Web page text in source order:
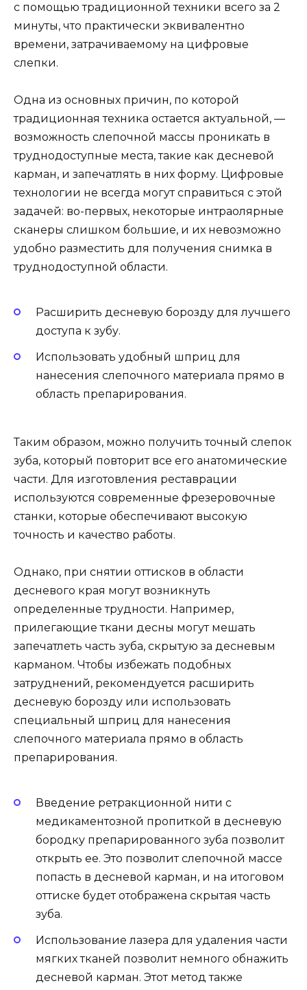
с помощью традиционной техники всего за 2
минуты, что практически эквивалентно
времени, затрачиваемому на цифровые
слепки.
Одна из основных причин, по которой
традиционная техника остается актуальной, —
возможность слепочной массы проникать в
труднодоступные места, такие как десневой
карман, и запечатлять в них форму. Цифровые
технологии не всегда могут справиться с этой
задачей: во-первых, некоторые интраолярные
сканеры слишком большие, и их невозможно
удобно разместить для получения снимка в
труднодоступной области.
Расширить десневую борозду для лучшего
доступа к зубу.
Использовать удобный шприц для
нанесения слепочного материала прямо в
область препарирования.
Таким образом, можно получить точный слепок
зуба, который повторит все его анатомические
части. Для изготовления реставрации
используются современные фрезеровочные
станки, которые обеспечивают высокую
точность и качество работы.
Однако, при снятии оттисков в области
десневого края могут возникнуть
определенные трудности. Например,
прилегающие ткани десны могут мешать
запечатлеть часть зуба, скрытую за десневым
карманом. Чтобы избежать подобных
затруднений, рекомендуется расширить
десневую борозду или использовать
специальный шприц для нанесения
слепочного материала прямо в область
препарирования.
Введение ретракционной нити с
медикаментозной пропиткой в десневую
бородку препарированного зуба позволит
открыть ее. Это позволит слепочной массе
попасть в десневой карман, и на итоговом
оттиске будет отображена скрытая часть
зуба.
Использование лазера для удаления части
мягких тканей позволит немного обнажить
десневой карман. Этот метод также